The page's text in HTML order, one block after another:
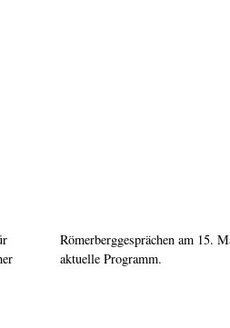
aktuelle Programm.